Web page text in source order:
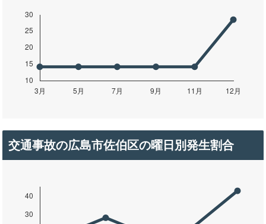
交通事故の広島市佐伯区の曜日別発生割合